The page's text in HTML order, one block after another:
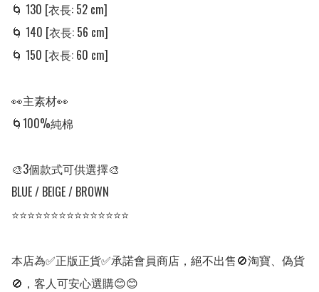
🌀 130 [衣長: 52 cm]
🌀 140 [衣長: 56 cm]
🌀 150 [衣長: 60 cm]
👀主素材👀
🌀100%純棉
🎨3個款式可供選擇🎨
BLUE / BEIGE / BROWN
⭐⭐⭐⭐⭐⭐⭐⭐⭐⭐⭐⭐⭐⭐⭐
本店為✅正版正貨✅承諾會員商店，絕不出售🚫淘寶、偽貨
🚫，客人可安心選購😊😊